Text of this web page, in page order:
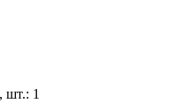
шт.: 1